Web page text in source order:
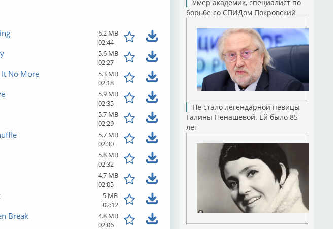
6.2 MB
02:44
5.6 MB
02:27
It No More
5.3 MB
02:18
5.9 MB
02:35
5.7 MB
02:29
5.7 MB
02:30
5.8 MB
02:32
4.7 MB
02:05
5 MB
02:12
Break
4.8 MB
02:06
Умер академик, специалист по
борьбе со СПИДом Покровский
Не стало легендарной певицы
Галины Ненашевой. Ей было 85
лет